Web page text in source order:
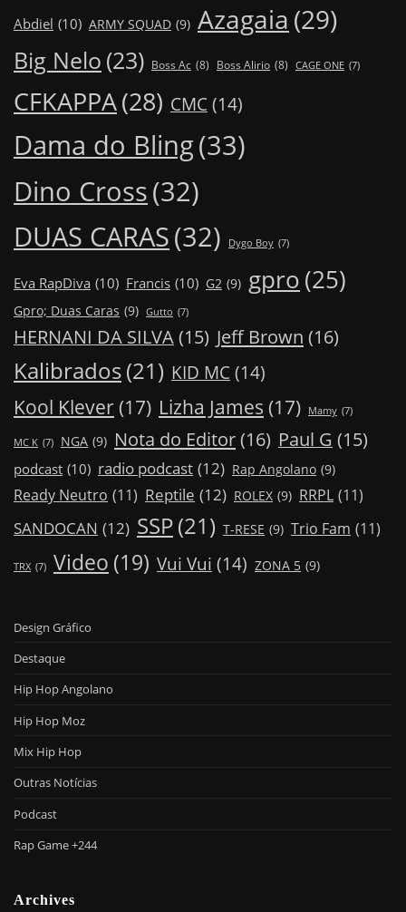
Abdiel (10) ARMY SQUAD (9) Azagaia (29)
Big Nelo (23) Boss Ac (8) Boss Alirio (8) CAGE ONE (7)
CFKAPPA(28) CMC (14)
Dama do Bling(33)
Dino Cross(32)
DUAS CARAS(32) Dygo Boy (7)
Eva RapDiva (10) Francis (10) G2 (9) gpro(25)
Gpro; Duas Caras (9) Gutto (7)
HERNANI DA SILVA(15) Jeff Brown (16)
Kalibrados(21) KID MC (14)
Kool Klever (17) Lizha James (17) Mamy (7)
MC K (7) NGA (9) Nota do Editor(16) Paul G (15)
podcast (10) radio podcast (12) Rap Angolano (9)
Ready Neutro (11) Reptile (12) ROLEX (9) RRPL (11)
SANDOCAN (12) SSP(21) T-RESE (9) Trio Fam (11)
TRX (7) Video (19) Vui Vui (14) ZONA 5 (9)
Design Gráfico
Destaque
Hip Hop Angolano
Hip Hop Moz
Mix Hip Hop
Outras Notícias
Podcast
Rap Game +244
Archives